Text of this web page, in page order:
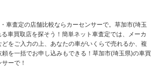
車査定の店舗比較ならカーセンサーで。草加市(埼玉
車買取店を探そう！簡単ネット車査定では、メーカ
をご入力の上、あなたの車がいくらで売れるか、複
を一括でお申し込みもできる！草加市(埼玉県)の車買
ーで！